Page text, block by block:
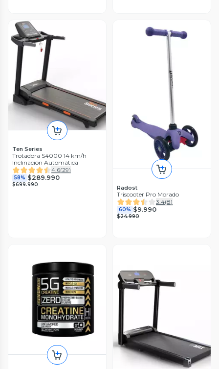
Ten Series
Trotadora S4000 14 km/h
Inclinación Automática
4.6(29)
58% $289.990
$699.990 Radost
Triscooter Pro Morado
3.4(8)
60% $9.990
$24.990